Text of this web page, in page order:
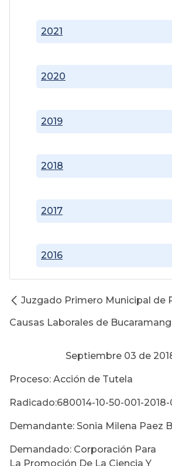
2016
2017
2018
2019
2020
2021
Juzgado Primero Municipal de
Causas Laborales de
Septiembre 03 de
Proceso: Acción de Tutela
Radicado:680014-10-50-001-
Demandante: Sonia Milena Paez
Demandado: Corporación Para
La Promoción De La Ciencia Y